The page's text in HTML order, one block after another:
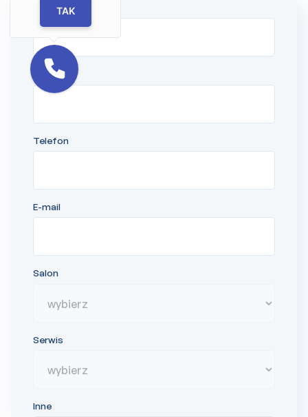
Nazwisko
Telefon
E-mail
Salon
Serwis
Inne
TAK